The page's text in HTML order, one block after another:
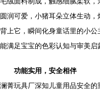
圆润可爱，小猪耳朵立体生动，
背上它，瞬间化身童话里的小
能满足宝宝的色彩认知与审美启
功能实用，安全相伴
澜菁玩具厂深知儿童用品安全